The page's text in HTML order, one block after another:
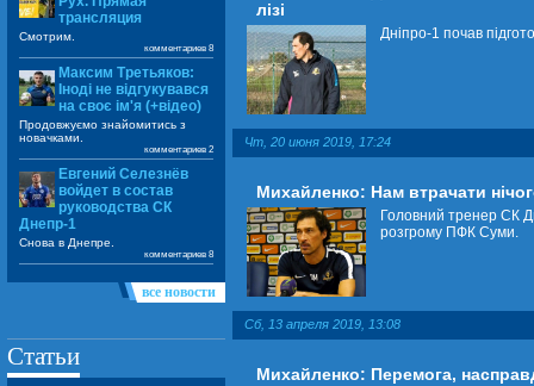
лізі
Дніпро-1 почав
Чт, 20 июня 2019, 17:24
Михайленко: Нам втрачати
Головний тренер СК
розгрому ПФК Суми.
Сб, 13 апреля 2019, 13:08
Михайленко: Перемога,
трансляция
Смотрим.
комментариев 8
Максим Третьяков:
Іноді не відгукувався
на своє ім'я (+відео)
Продовжуємо знайомитись з
новачками.
комментариев 2
Евгений Селезнёв
войдет в состав
руководства СК
Днепр-1
Снова в Днепре.
комментариев 8
все новости
Статьи